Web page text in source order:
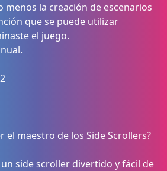
menos la creación de escenarios
que se puede utilizar
el juego.
el maestro de los Side Scrollers?
un side scroller divertido y fácil de